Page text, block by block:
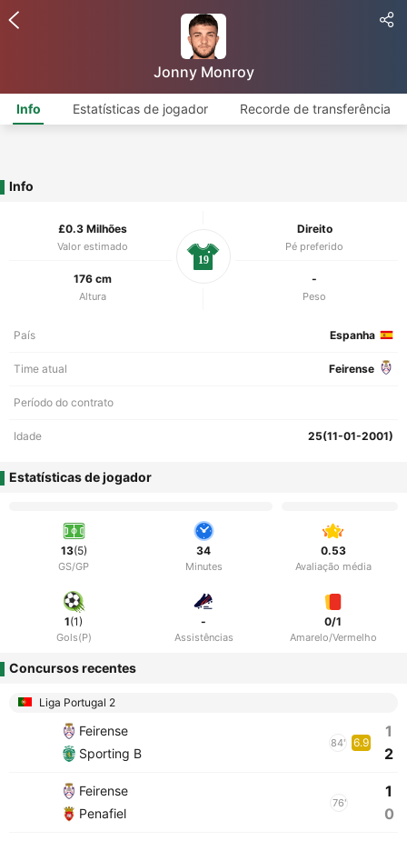
Jonny Monroy
Info Estatísticas de jogador Recorde de transferência
Info
£0.3 Milhões
Valor estimado
Direito
Pé preferido
176 cm
Altura
-
Peso
19
País Espanha
Time atual Feirense
Período do contrato
Idade 25(11-01-2001)
Estatísticas de jogador
13(5)
GS/GP
34
Minutes
0.53
Avaliação média
1(1)
Gols(P)
-
Assistências
0/1
Amarelo/Vermelho
Concursos recentes
Liga Portugal 2
Feirense
Sporting B
84' 6.9
1
2
Feirense
Penafiel
76'
1
0